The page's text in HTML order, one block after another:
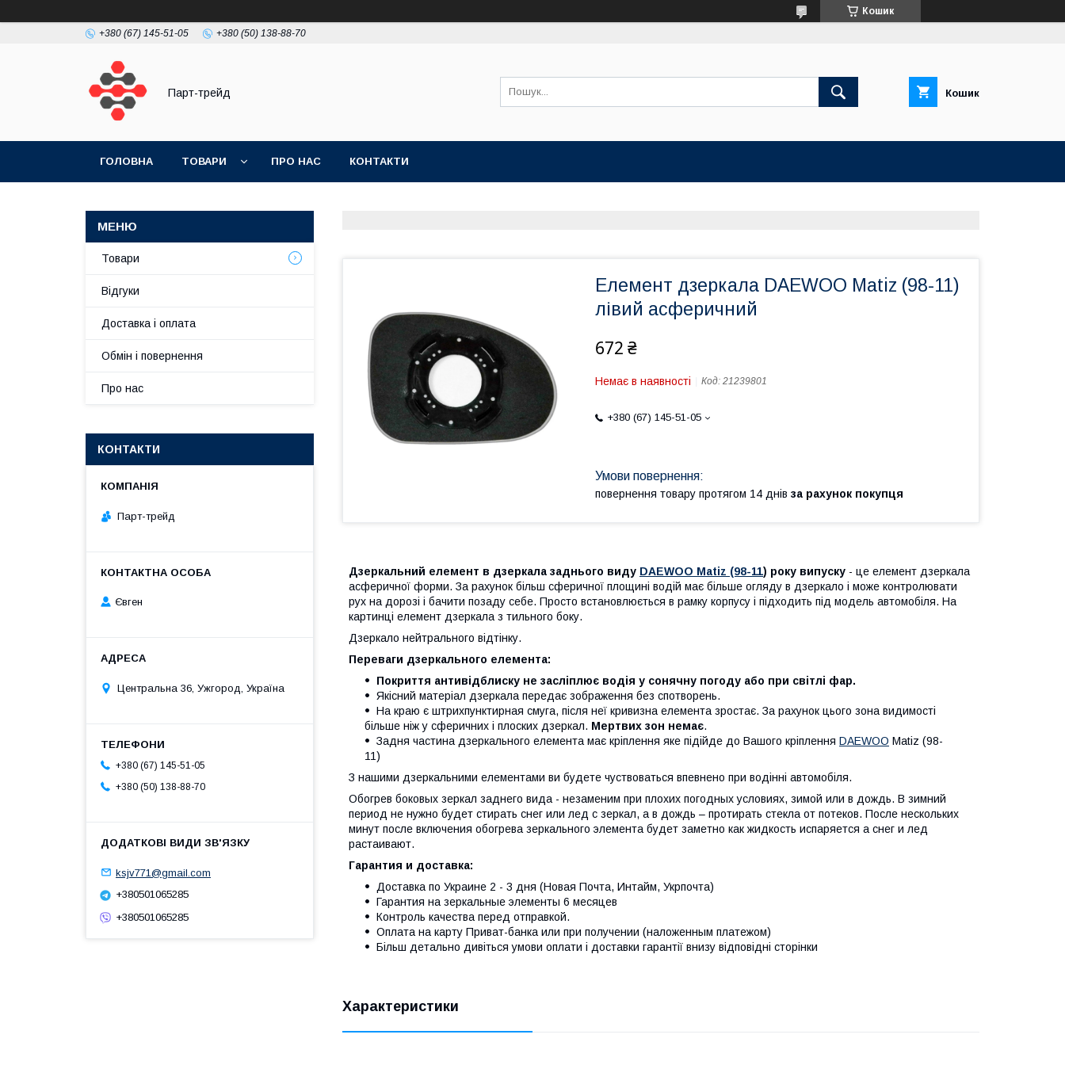
Кошик
+380 (67) 145-51-05 +380 (50) 138-88-70
Парт-трейд Кошик
ГОЛОВНА ТОВАРИ ПРО НАС КОНТАКТИ
Елемент дзеркала DAEWOO Matiz (98-11)
лівий асферичний
672 ₴
Немає в наявності Код: 21239801
+380 (67) 145-51-05
повернення товару протягом 14 днів за рахунок покупця
Дзеркальний елемент в дзеркала заднього виду DAEWOO Matiz (98-11) року випуску - це елемент дзеркала
асферичної форми. За рахунок більш сферичної площині водій має більше огляду в дзеркало і може контролювати
рух на дорозі і бачити позаду себе. Просто встановлюється в рамку корпусу і підходить під модель автомобіля. На
картинці елемент дзеркала з тильного боку.
Дзеркало нейтрального відтінку.
Переваги дзеркального елемента:
Покриття антивідблиску не засліплює водія у сонячну погоду або при світлі фар.
Якісний матеріал дзеркала передає зображення без спотворень.
На краю є штрихпунктирная смуга, після неї кривизна елемента зростає. За рахунок цього зона видимості
більше ніж у сферичних і плоских дзеркал. Мертвих зон немає.
Задня частина дзеркального елемента має кріплення яке підійде до Вашого кріплення DAEWOO Matiz (98-
11)
З нашими дзеркальними елементами ви будете чуствоваться впевнено при водінні автомобіля.
Обогрев боковых зеркал заднего вида - незаменим при плохих погодных условиях, зимой или в дождь. В зимний
период не нужно будет стирать снег или лед с зеркал, а в дождь – протирать стекла от потеков. После нескольких
минут после включения обогрева зеркального элемента будет заметно как жидкость испаряется а снег и лед
растаивают.
Гарантия и доставка:
Доставка по Украине 2 - 3 дня (Новая Почта, Интайм, Укрпочта)
Гарантия на зеркальные элементы 6 месяцев
Контроль качества перед отправкой.
Оплата на карту Приват-банка или при получении (наложенным платежом)
Більш детально дивіться умови оплати і доставки гарантії внизу відповідні сторінки
Характеристики
Товари
Відгуки
Доставка і оплата
Обмін і повернення
Про нас
КОНТАКТИ
Парт-трейд
Євген
Центральна 36, Ужгород, Україна
+380 (67) 145-51-05
+380 (50) 138-88-70
ksjv771@gmail.com
+380501065285
+380501065285